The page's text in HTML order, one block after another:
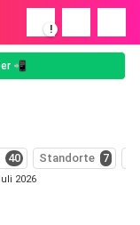
!
📲
40 Standorte 7
2026